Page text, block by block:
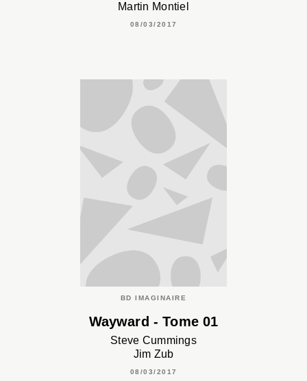
Martin Montiel
08/03/2017
BD IMAGINAIRE
Wayward - Tome 01
Steve Cummings
Jim Zub
08/03/2017